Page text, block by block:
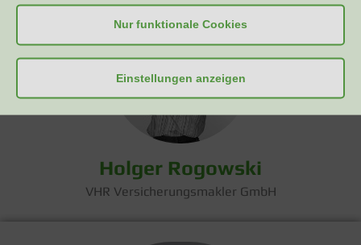
Holger Rogowski
VHR Versicherungsmakler GmbH
Nur funktionale Cookies
Einstellungen anzeigen